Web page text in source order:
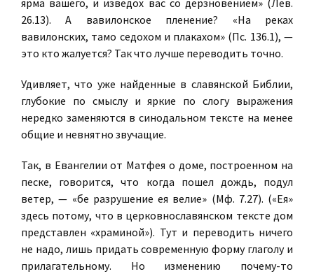
26.13). А вавилонское пленение? «На реках
вавилонских, тамо седохом и плакахом» (Пс. 136.1), —
это кто жалуется? Так что лучше переводить точно.
Удивляет, что уже найденные в славянской Библии,
глубокие по смыслу и яркие по слогу выражения
нередко заменяются в синодальном тексте на менее
общие и невнятно звучащие.
Так, в Евангелии от Матфея о доме, построенном на
песке, говорится, что когда пошел дождь, подул
ветер, — «бе разрушение ея велие» (Мф. 7.27). («Ея»
здесь потому, что в церковнославянском тексте дом
представлен «храминой»). Тут и переводить ничего
не надо, лишь придать современную форму глаголу и
прилагательному. Но изменению почему-то